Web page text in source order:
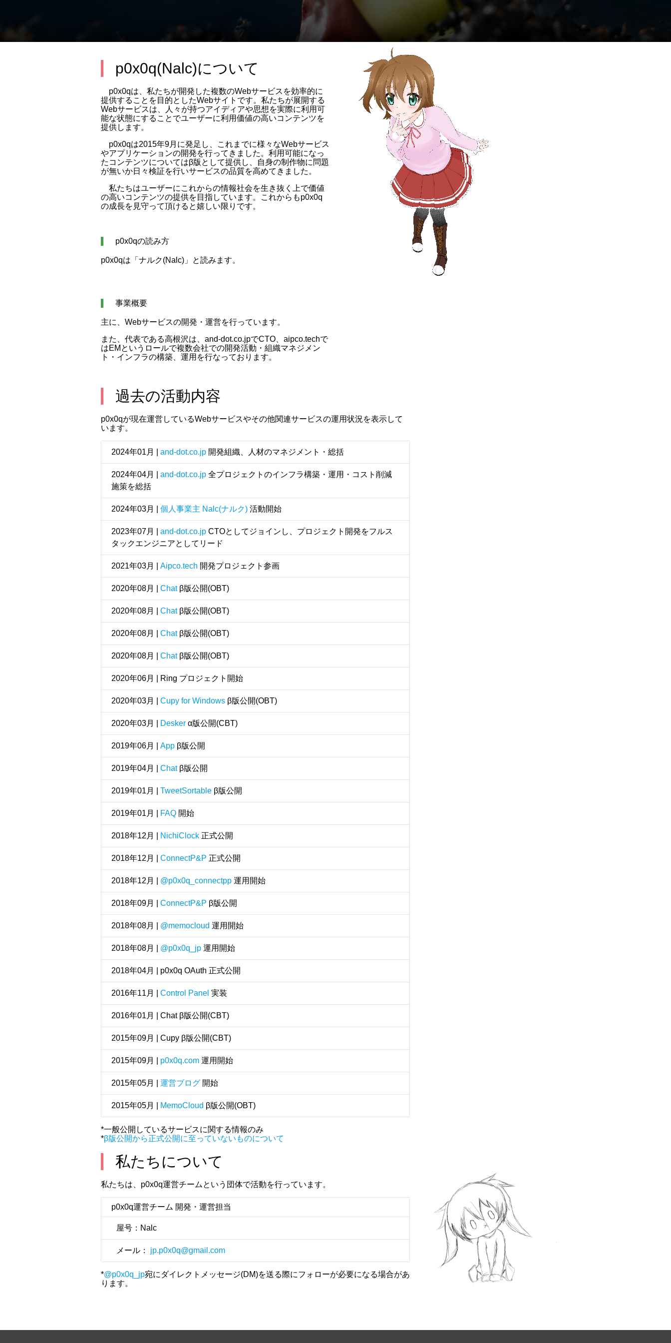
p0x0q(Nalc)について
p0x0qは、私たちが開発した複数のWebサービスを効率的に
提供することを目的としたWebサイトです。私たちが展開する
Webサービスは、人々が持つアイディアや思想を実際に利用可
能な状態にすることでユーザーに利用価値の高いコンテンツを
提供します。
p0x0qは2015年9月に発足し、これまでに様々なWebサービス
やアプリケーションの開発を行ってきました。利用可能になっ
たコンテンツについてはβ版として提供し、自身の制作物に問題
が無いか日々検証を行いサービスの品質を高めてきました。
私たちはユーザーにこれからの情報社会を生き抜く上で価値
の高いコンテンツの提供を目指しています。これからもp0x0q
の成長を見守って頂けると嬉しい限りです。
p0x0qの読み方
p0x0qは「ナルク(Nalc)」と読みます。
事業概要
主に、Webサービスの開発・運営を行っています。
また、代表である高根沢は、and-dot.co.jpでCTO、aipco.techで
はEMというロールで複数会社での開発活動・組織マネジメン
ト・インフラの構築、運用を行なっております。
過去の活動内容
p0x0qが現在運営しているWebサービスやその他関連サービスの運用状況を表示して
います。
2024年01月 | and-dot.co.jp開発組織、人材のマネジメント・総括
2024年04月 | and-dot.co.jp全プロジェクトのインフラ構築・運用・コスト削減
施策を総括
2024年03月 | 個人事業主 Nalc(ナルク)活動開始
2023年07月 | and-dot.co.jpCTOとしてジョインし、プロジェクト開発をフルス
タックエンジニアとしてリード
2021年03月 | Aipco.tech 開発プロジェクト参画
2020年08月 | Chatβ版公開(OBT)
2020年08月 | Chatβ版公開(OBT)
2020年08月 | Chatβ版公開(OBT)
2020年08月 | Chatβ版公開(OBT)
2020年06月 | Ring プロジェクト開始
2020年03月 | Cupy for Windowsβ版公開(OBT)
2020年03月 | Deskerα版公開(CBT)
2019年06月 | Appβ版公開
2019年04月 | Chatβ版公開
2019年01月 | TweetSortableβ版公開
2019年01月 | FAQ開始
2018年12月 | NichiClock正式公開
2018年12月 | ConnectP&P 正式公開
2018年12月 | @p0x0q_connectpp運用開始
2018年09月 | ConnectP&P β版公開
2018年08月 | @memocloud 運用開始
2018年08月 | @p0x0q_jp運用開始
2018年04月 | p0x0q OAuth 正式公開
2016年11月 | Control Panel 実装
2016年01月 | Chat β版公開(CBT)
2015年09月 | Cupy β版公開(CBT)
2015年09月 | p0x0q.com運用開始
2015年05月 | 運営ブログ開始
2015年05月 | MemoCloud β版公開(OBT)
*一般公開しているサービスに関する情報のみ
*β版公開から正式公開に至っていないものについて
私たちについて
私たちは、p0x0q運営チームという団体で活動を行っています。
p0x0q運営チーム 開発・運営担当
屋号：Nalc
メール： jp.p0x0q@gmail.com
*@p0x0q_jp宛にダイレクトメッセージ(DM)を送る際にフォローが必要になる場合があ
ります。